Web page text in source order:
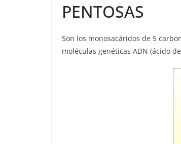
PENTOSAS
Son los monosacáridos de 5
moléculas genéticas ADN (ácido